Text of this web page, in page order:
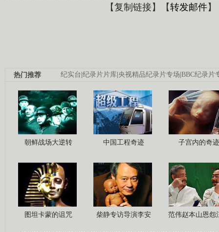
【复制链接】【转发邮件】
纪实台 纪录片片库 央视精品纪录片专场 BBC纪录片
热门推荐
朝鲜战场大逆转 中国工程奇迹 子宫内的奇迹
图坦卡蒙的诅咒 柴静专访导演李安 范伟赵本山恩怨